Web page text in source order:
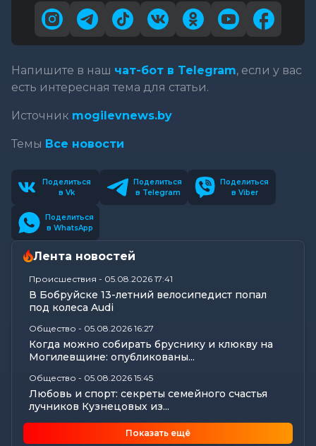
Напишите в наш чат-бот в Telegram, если у вас
есть интересная тема для статьи.
Источник mogilevnews.by
Темы Все новости
Поделиться
в Vk
Поделиться
в Telegram
Поделиться
в Viber
Поделиться
в WhatsApp
Лента новостей
Происшествия - 05.08.2026 17:41
В Бобруйске 13-летний велосипедист попал
под колеса Audi
Общество - 05.08.2026 16:27
Когда можно собирать бруснику и клюкву на
Могилевщине: опубликованы...
Общество - 05.08.2026 15:45
Любовь и спорт: секреты семейного счастья
лучников Кузнецовых из...
В Могилеве в рамках проекта «Трэці —
Показать ещё